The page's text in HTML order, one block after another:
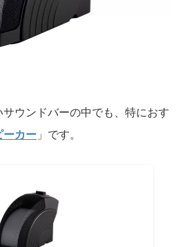
ウンドバーの中でも、特におす
ーカー 」です。